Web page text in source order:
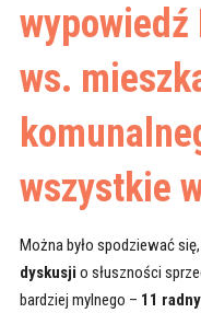
wypowiedź
ws.
wszystkie
Można było spodziewać
dyskusji o słuszności
bardziej mylnego – 11